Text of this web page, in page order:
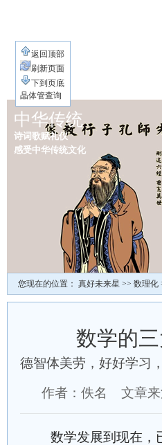
中华传统
诗词歌赋礼仪
感受中华传统文化
您现在的位置： 真好未来星 >> 数理化
数学的
德智体美劳，好好学习
作者：佚名 文章来
数学发展到现在，
返回顶部
刷新页面
下到页底
晶体管查询